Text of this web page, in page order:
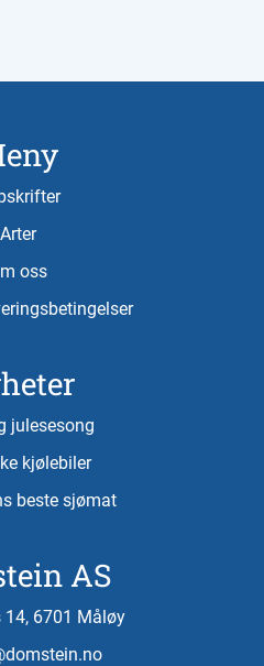
Arter
oss
julesesong
kjølebiler
beste sjømat
AS
6701 Måløy